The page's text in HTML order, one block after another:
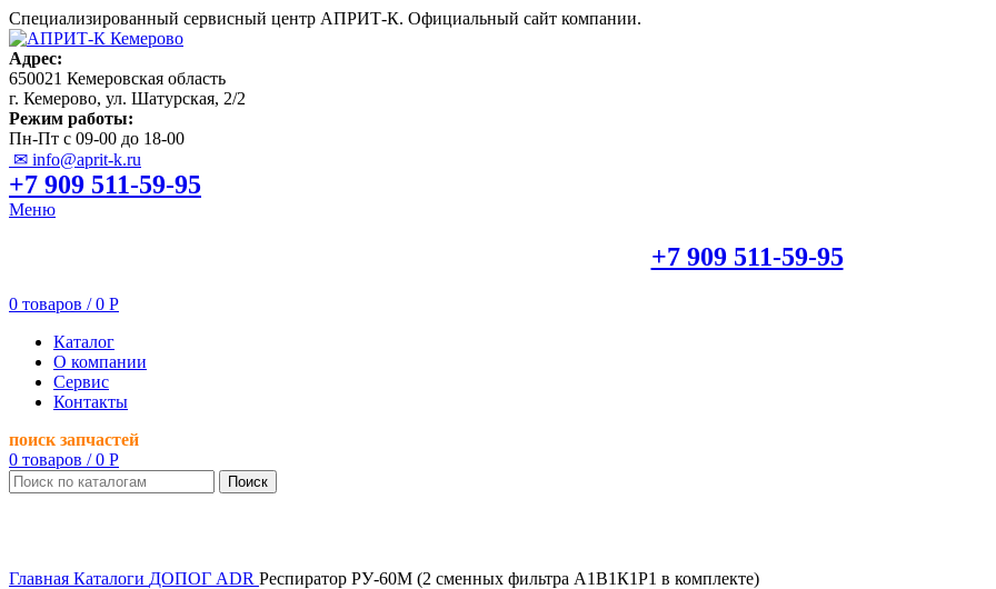
Специализированный сервисный центр АПРИТ-К. Официальный сайт компании.
Адрес:
650021 Кемеровская область
г. Кемерово, ул. Шатурская, 2/2
Режим работы:
Пн-Пт с 09-00 до 18-00
✉ info@aprit-k.ru
+7 909 511-59-95
Меню
+7 909 511-59-95
0 товаров / 0 Р
Каталог
О компании
Сервис
Контакты
поиск запчастей
0 товаров / 0 Р
Поиск
Главная Каталоги ДОПОГ ADR Респиратор РУ-60М (2 сменных фильтра А1В1К1Р1 в комплекте)